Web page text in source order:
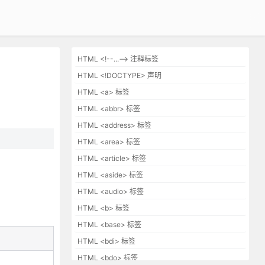
HTML <!--...--> 注释标签
HTML <!DOCTYPE> 声明
HTML <a> 标签
HTML <abbr> 标签
HTML <address> 标签
HTML <area> 标签
HTML <article> 标签
HTML <aside> 标签
HTML <audio> 标签
HTML <b> 标签
HTML <base> 标签
HTML <bdi> 标签
HTML <bdo> 标签